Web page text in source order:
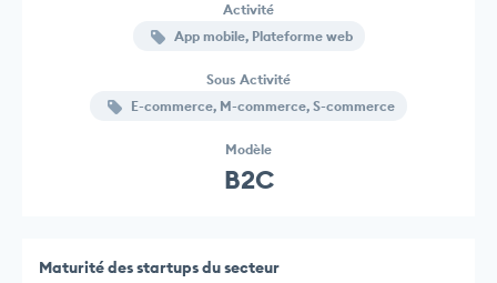
Activité
App mobile, Plateforme web
Sous Activité
E-commerce, M-commerce, S-commerce
Modèle
B2C
Maturité des startups du secteur